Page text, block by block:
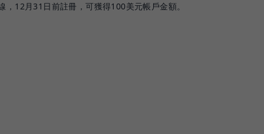
12月31日前註冊，可獲得100美元帳戶金額。